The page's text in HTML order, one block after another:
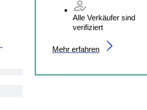
Alle Verkäufer sind
verifiziert
Mehr erfahren